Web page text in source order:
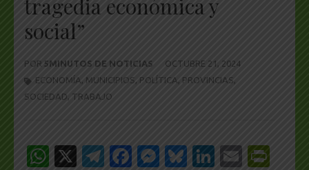
tragedia económica y
social”
POR 5MINUTOS DE NOTICIAS
OCTUBRE 21, 2024
ECONOMÍA , MUNICIPIOS, POLÍTICA , PROVINCIAS,
SOCIEDAD, TRABAJO
WhatsApp
X Telegram
Facebook
Messenger
Bluesky
LinkedIn
Email